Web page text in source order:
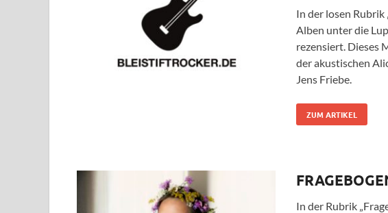
In der losen
Alben unter die
rezensiert. Dieses
der akustischen
Jens Friebe.
ZUM ARTIKEL
In der Rubrik